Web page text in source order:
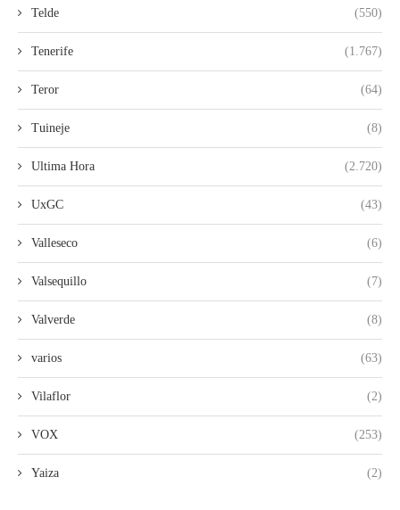
Telde (550)
Tenerife (1.767)
Teror (64)
Tuineje (8)
Ultima Hora (2.720)
UxGC (43)
Valleseco (6)
Valsequillo (7)
Valverde (8)
varios (63)
Vilaflor (2)
VOX (253)
Yaiza (2)